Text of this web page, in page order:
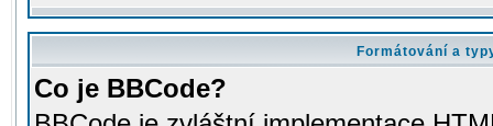
Formátování a
Co je BBCode?